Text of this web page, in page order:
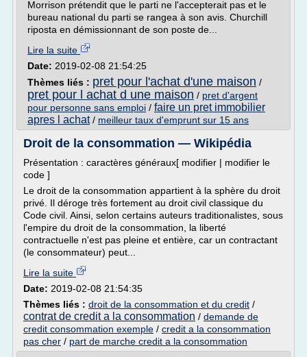
Morrison prétendit que le parti ne l'accepterait pas et le
bureau national du parti se rangea à son avis. Churchill
riposta en démissionnant de son poste de...
Lire la suite
Date: 2019-02-08 21:54:25
Thèmes liés : pret pour l'achat d'une maison /
pret pour l achat d une maison / pret d'argent
pour personne sans emploi / faire un pret immobilier
apres l achat/ meilleur taux d'emprunt sur 15 ans
Droit de la consommation — Wikipédia
Présentation : caractères généraux[ modifier | modifier le
code ]
Le droit de la consommation appartient à la sphère du droit
privé. Il déroge très fortement au droit civil classique du
Code civil. Ainsi, selon certains auteurs traditionalistes, sous
l'empire du droit de la consommation, la liberté
contractuelle n'est pas pleine et entière, car un contractant
(le consommateur) peut...
Lire la suite
Date: 2019-02-08 21:54:35
Thèmes liés : droit de la consommation et du credit /
contrat de credit a la consommation / demande de
credit consommation exemple / credit a la consommation
pas cher / part de marche credit a la consommation